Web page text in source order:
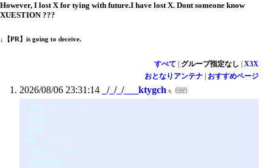
However, I lost X for tying with future.I have lost X. Dont someone know
XUESTION ???
↓【PR】is going to deceive.
すべて グループ指定なし
X3X
おとなりアンテナ| おすすめページ
2026/08/06 23:31:14 _/_/_/___ktygch
1 部活・サークル
2 投資
3 語学
4 車・バイク
5 金融・マネー
6 仮想通貨